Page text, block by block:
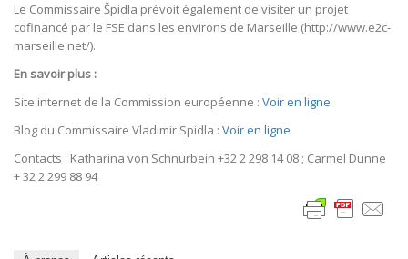
Le Commissaire Špidla prévoit également de visiter un projet
cofinancé par le FSE dans les environs de Marseille (http://www.e2c-
marseille.net/).
En savoir plus :
Site internet de la Commission européenne : Voir en ligne
Blog du Commissaire Vladimir Spidla : Voir en ligne
Contacts : Katharina von Schnurbein +32 2 298 14 08 ; Carmel Dunne
+ 32 2 299 88 94